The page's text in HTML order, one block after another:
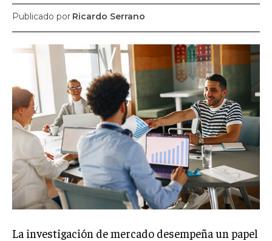
SUBSCRIBE
Welcome to Liberty Case
We have a curated list of the most noteworthy news from all
across the globe. With any subscription plan, you get access
toexclusive articles that let you stay ahead of the curve.
Your Profile
NEWS LIFESTYLE PUBLIC OPINION
Publicado por Ricardo Serrano
La investigación de mercado desempeña un papel